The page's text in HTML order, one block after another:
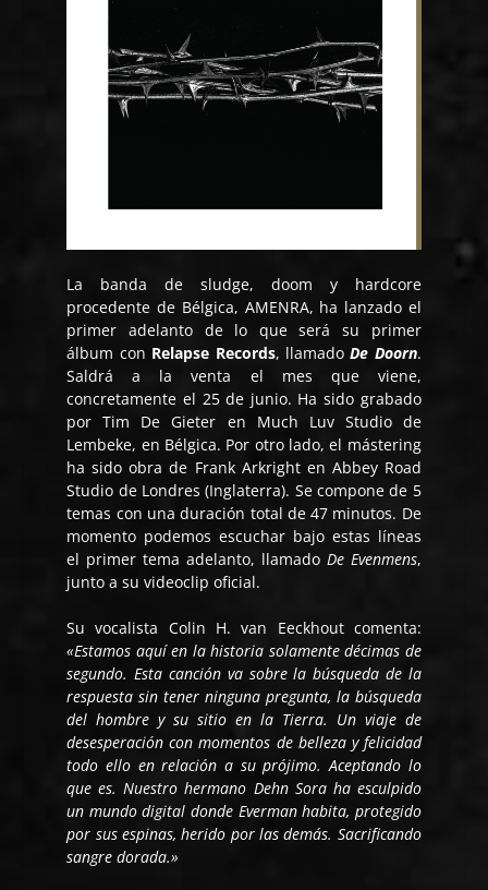
La banda de sludge, doom y hardcore
procedente de Bélgica, AMENRA, ha lanzado el
primer adelanto de lo que será su primer
álbum con Relapse Records, llamadoDe Doorn.
Saldrá a la venta el mes que viene,
concretamente el 25 de junio. Ha sido grabado
por Tim De Gieter en Much Luv Studio de
Lembeke, en Bélgica. Por otro lado, el mástering
ha sido obra de Frank Arkright en Abbey Road
Studio de Londres (Inglaterra). Se compone de 5
temas con una duración total de 47 minutos. De
momento podemos escuchar bajo estas líneas
el primer tema adelanto, llamado De Evenmens,
junto a su videoclip oficial.
Su vocalista Colin H. van Eeckhout comenta:
«Estamos aquí en la historia solamente décimas de
segundo. Esta canción va sobre la búsqueda de la
respuesta sin tener ninguna pregunta, la búsqueda
del hombre y su sitio en la Tierra. Un viaje de
desesperación con momentos de belleza y felicidad
todo ello en relación a su prójimo. Aceptando lo
que es. Nuestro hermano Dehn Sora ha esculpido
un mundo digital donde Everman habita, protegido
por sus espinas, herido por las demás. Sacrificando
sangre dorada.»